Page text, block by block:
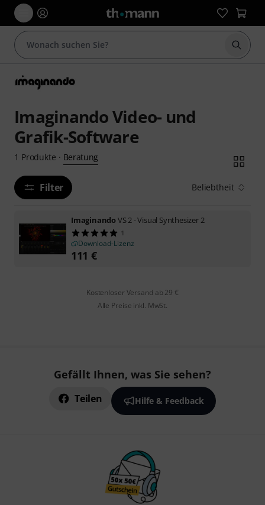
Suche
Imaginando Video- und
Grafik-Software
1 Produkte · Beratung
Filter Beliebtheit
ImaginandoVS 2 - Visual Synthesizer 2
1
Download-Lizenz
111 €
Kostenloser Versand ab 29 €
Alle Preise inkl. MwSt.
Gefällt Ihnen, was Sie sehen?
Teilen Hilfe & Feedback